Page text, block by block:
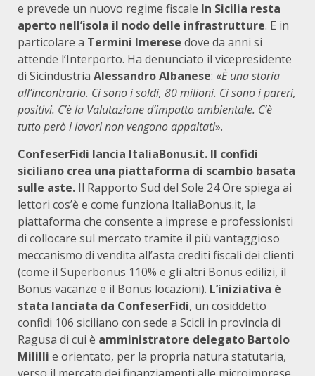
e prevede un nuovo regime fiscale In Sicilia resta
aperto nell’isola il nodo delle infrastrutture. E in
particolare a Termini Imerese dove da anni si
attende l’Interporto. Ha denunciato il vicepresidente
di Sicindustria Alessandro Albanese: «È una storia
all’incontrario. Ci sono i soldi, 80 milioni. Ci sono i pareri,
positivi. C’è la Valutazione d’impatto ambientale. C’è
tutto però i lavori non vengono appaltati».
ConfeserFidi lancia ItaliaBonus.it. Il confidi
siciliano crea una piattaforma di scambio basata
sulle aste. Il Rapporto Sud del Sole 24 Ore spiega ai
lettori cos’è e come funziona ItaliaBonus.it, la
piattaforma che consente a imprese e professionisti
di collocare sul mercato tramite il più vantaggioso
meccanismo di vendita all’asta crediti fiscali dei clienti
(come il Superbonus 110% e gli altri Bonus edilizi, il
Bonus vacanze e il Bonus locazioni). L’iniziativa è
stata lanciata da ConfeserFidi, un cosiddetto
confidi 106 siciliano con sede a Scicli in provincia di
Ragusa di cui è amministratore delegato Bartolo
Mililli e orientato, per la propria natura statutaria,